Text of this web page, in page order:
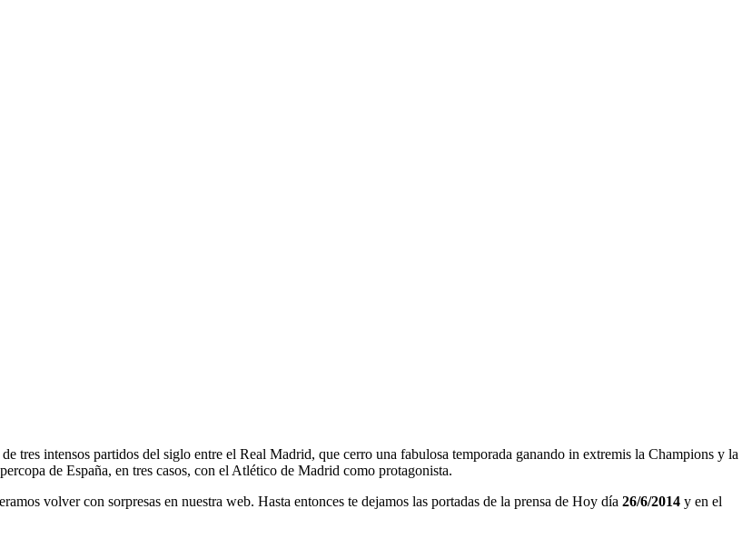
tres intensos partidos del siglo entre el Real Madrid, que cerro una fabulosa temporada ganando in extremis la Champions y la
de España, en tres casos, con el Atlético de Madrid como protagonista.
volver con sorpresas en nuestra web. Hasta entonces te dejamos las portadas de la prensa de Hoy día 26/6/2014 y en el